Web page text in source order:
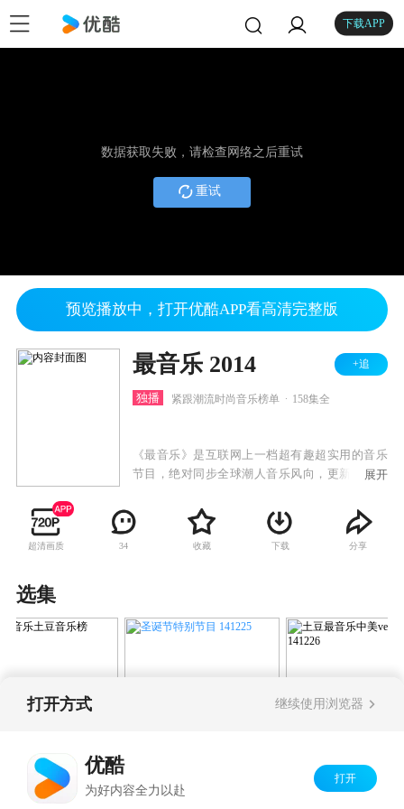
下载APP
数据获取失败，请检查网络之后重试
重试
预览播放中，打开优酷APP看高清完整版
最音乐 2014 +追
独播 紧跟潮流时尚音乐榜单 158集全
《最音乐》是互联网上一档超有趣超实用的音乐
节目，绝对同步全球潮人音乐风向，更新你的音
感受到极大的新鲜感。我们的观点绝对刁钻，吐
槽有够辛辣，不服欢迎来辩~
展开
超清画质 34 收藏 下载 分享
选集
京ICP备06050721号-1
打开方式 继续使用浏览器
优酷
为好内容全力以赴
打开